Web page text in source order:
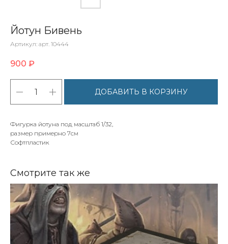
Йотун Бивень
Артикул: арт. 10444
900 ₽
ДОБАВИТЬ В КОРЗИНУ
Фигурка йотуна под масштаб 1/32,
размер примерно 7см
Софтпластик
Смотрите так же